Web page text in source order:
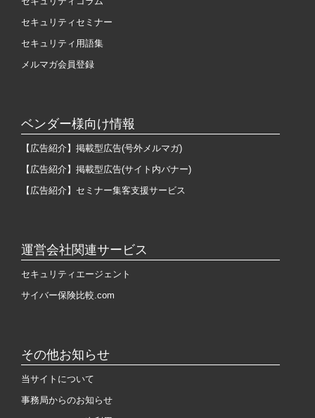
セキュリティセミナー
セキュリティ用語集
メルマガ会員登録
ベンダー様向け情報
【広告紹介】掲載型広告(号外メルマガ)
【広告紹介】掲載型広告(サイト内バナー)
【広告紹介】セミナー集客支援サービス
運営会社関連サービス
セキュリティエージェント
サイバー保険比較.com
その他お知らせ
当サイトについて
事務局からのお知らせ